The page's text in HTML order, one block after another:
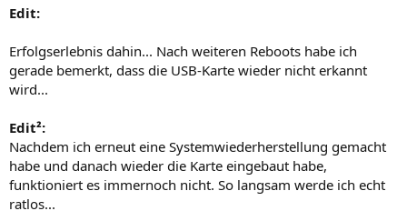
Edit:
Erfolgserlebnis dahin... Nach weiteren Reboots habe ich
gerade bemerkt, dass die USB-Karte wieder nicht erkannt
wird...
Edit²:
Nachdem ich erneut eine Systemwiederherstellung gemacht
habe und danach wieder die Karte eingebaut habe,
funktioniert es immernoch nicht. So langsam werde ich echt
ratlos...